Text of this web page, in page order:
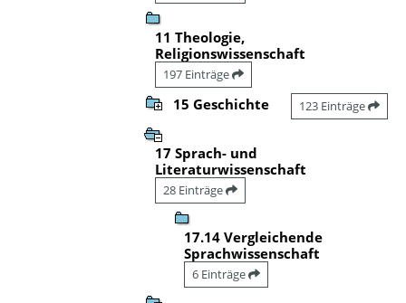
11 Theologie,
Religionswissenschaft
197 Einträge
15 Geschichte 123 Einträge
17 Sprach- und
Literaturwissenschaft
28 Einträge
17.14 Vergleichende
Sprachwissenschaft
6 Einträge